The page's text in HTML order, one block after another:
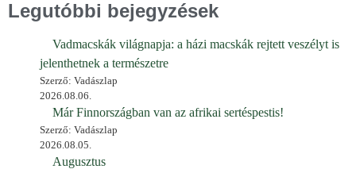
Legutóbbi bejegyzések
Vadmacskák világnapja: a házi macskák rejtett veszélyt is
jelenthetnek a természetre
Szerző: Vadászlap
2026.08.06.
Már Finnországban van az afrikai sertéspestis!
Szerző: Vadászlap
2026.08.05.
Augusztus